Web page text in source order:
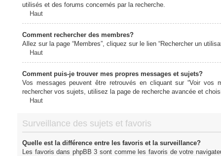
utilisés et des forums concernés par la recherche.
Haut
Comment rechercher des membres?
Allez sur la page “Membres”, cliquez sur le lien “Rechercher un
Haut
Comment puis-je trouver mes propres messages et sujets?
Vos messages peuvent être retrouvés en cliquant sur “Voir vos
rechercher vos sujets, utilisez la page de recherche avancée et
Haut
Surveillance des sujets et favoris
Quelle est la différence entre les favoris et la surveillance?
Les favoris dans phpBB 3 sont comme les favoris de votre